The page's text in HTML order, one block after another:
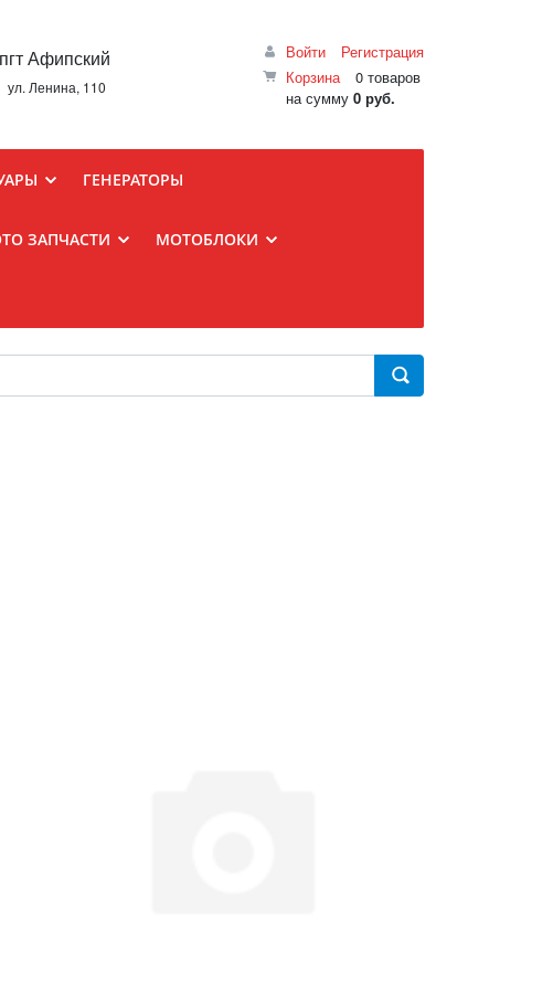
Войти
Регистрация
Корзина
0 товаров
на сумму 0 руб.
пгт Афипский
ул. Ленина, 110
ГЕНЕРАТОРЫ
ЗАПЧАСТИ МОТОБЛОКИ